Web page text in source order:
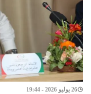
26 يوليو 2026 - 19:44